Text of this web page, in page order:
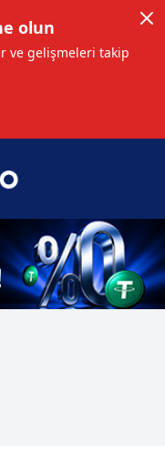
olun
ve gelişmeleri takip